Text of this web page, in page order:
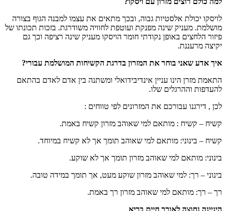
לויסקו יכולת אלסטיות גבוה, ובכך מתאים את עצמו למבנה הגוף בצורה
מושלמת. מעניק שינה מפנקת ועוטפת לחוויה משודרגת. בזכות תכונתו של
פיזור הלחצים באופן נקודתי חומר הויסקו מעניק שינה רציפה וכך גם
יקיצה מרעננת.
איך אדע שאני בוחר את המזרון בדרגת הקשיחות המושלמת עבורי?
התאמת מזרן הינו עניין אינדיבידואלי ומשתנה בין אדם לאדם בהתאם
להעדפות וההרגלים שלו.
לכן , דירגנו עבורכם את המזרונים לפי טווחים :
קשיח – קשיח : מותאם למי שאוהב מזרון קשיח באמת.
קשיח – בינוני: מותאם למי שאוהב תומך אך לא קשיח במיוחד.
בינוני: מותאם למי שאוהב מזרון תומך אך לא שוקע.
בינוני – רך: למי שאוהב מזרון שוקע מעט, אך תומך במידה טובה.
רך – רך: מותאם למי שאוהב מזרון רך באמת.
היגיינה נחוצה לאורך חיים בריא